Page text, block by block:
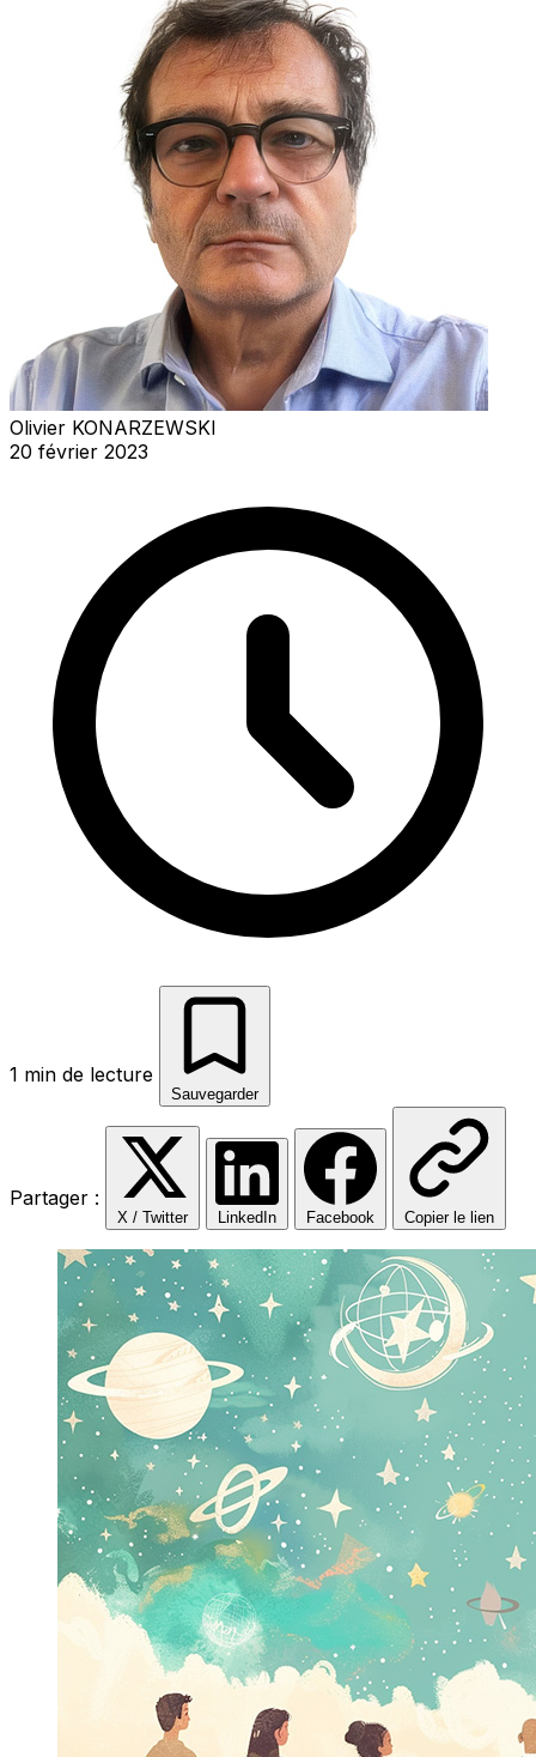
Olivier KONARZEWSKI
20 février 2023
1 min de lecture
Sauvegarder
Partager :
X / Twitter LinkedIn Facebook Copier le lien